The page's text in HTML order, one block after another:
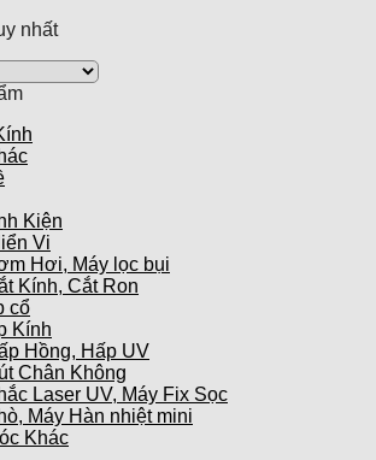
nhất
Kiện
Vi
Hơi, Máy lọc bụi
Kính, Cắt Ron
cổ
Kính
Hồng, Hấp UV
Chân Không
Laser UV, Máy Fix Sọc
Máy Hàn nhiệt mini
Khác